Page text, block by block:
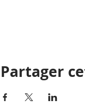
Partager